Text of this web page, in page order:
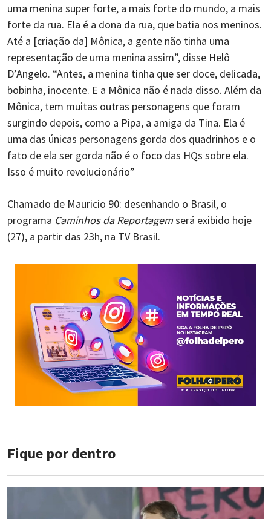
uma menina super forte, a mais forte do mundo, a mais
forte da rua. Ela é a dona da rua, que batia nos meninos.
Até a [criação da] Mônica, a gente não tinha uma
representação de uma menina assim”, disse Helô
D’Angelo. “Antes, a menina tinha que ser doce, delicada,
bobinha, inocente. E a Mônica não é nada disso. Além da
Mônica, tem muitas outras personagens que foram
surgindo depois, como a Pipa, a amiga da Tina. Ela é
uma das únicas personagens gorda dos quadrinhos e o
fato de ela ser gorda não é o foco das HQs sobre ela.
Isso é muito revolucionário”
Chamado de Mauricio 90: desenhando o Brasil, o
programa Caminhos da Reportagemserá exibido hoje
(27), a partir das 23h, na TV Brasil.
Fique por dentro